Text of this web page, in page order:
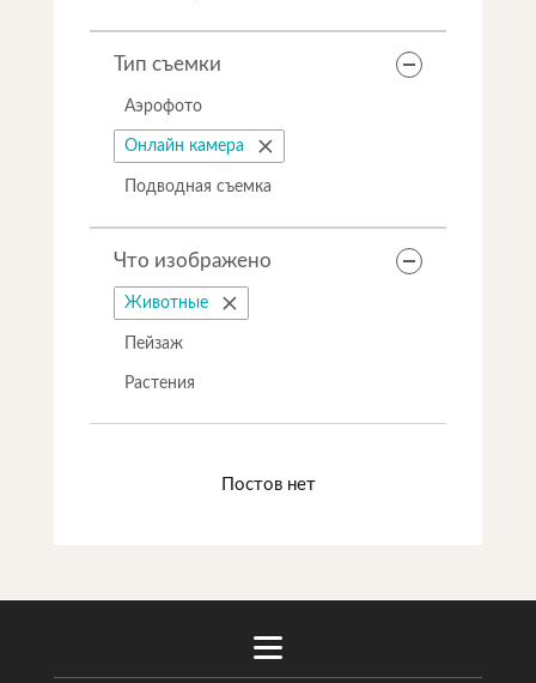
Тип съемки
Аэрофото
Онлайн камера
Подводная съемка
Что изображено
Животные
Пейзаж
Растения
Постов нет